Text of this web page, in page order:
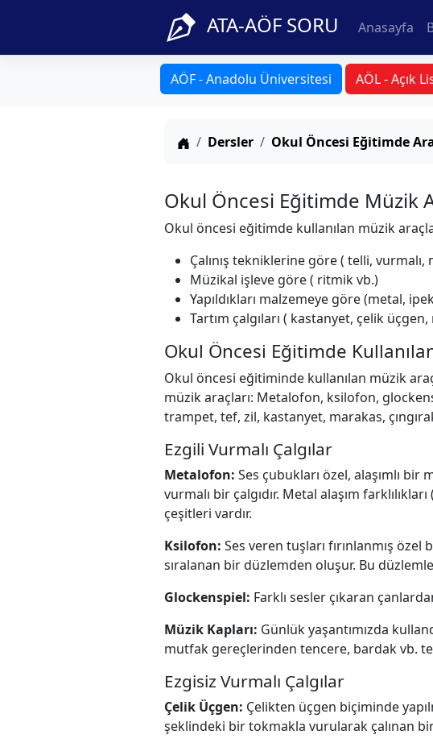
ATA-AÖF SORU Anasayfa
AÖF - Anadolu Üniversitesi AÖL - Açık
Anasayfa
Dersler Okul Öncesi Eğitimde
Okul Öncesi Eğitimde Müzik
Okul öncesi eğitimde kullanılan müzik
Çalınış tekniklerine göre ( telli, vurmalı,
Müzikal işleve göre ( ritmik vb.)
Yapıldıkları malzemeye göre (metal,
Tartım çalgıları ( kastanyet, çelik
Okul Öncesi Eğitimde
Okul öncesi eğitiminde kullanılan müzik
müzik araçları: Metalofon, ksilofon,
trampet, tef, zil, kastanyet, marakas,
Ezgili Vurmalı Çalgılar
Metalofon: Ses çubukları özel, alaşımlı
vurmalı bir çalgıdır. Metal alaşım
çeşitleri vardır.
Ksilofon: Ses veren tuşları fırınlanmış
sıralanan bir düzlemden oluşur. Bu
Glockenspiel: Farklı sesler çıkaran
Müzik Kapları: Günlük yaşantımızda
mutfak gereçlerinden tencere, bardak vb.
Ezgisiz Vurmalı Çalgılar
Çelik Üçgen: Çelikten üçgen biçiminde
şeklindeki bir tokmakla vurularak çalınan bir